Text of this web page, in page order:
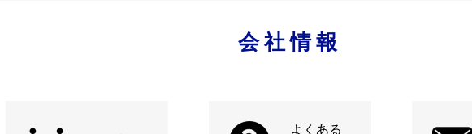
会社情報
よくある